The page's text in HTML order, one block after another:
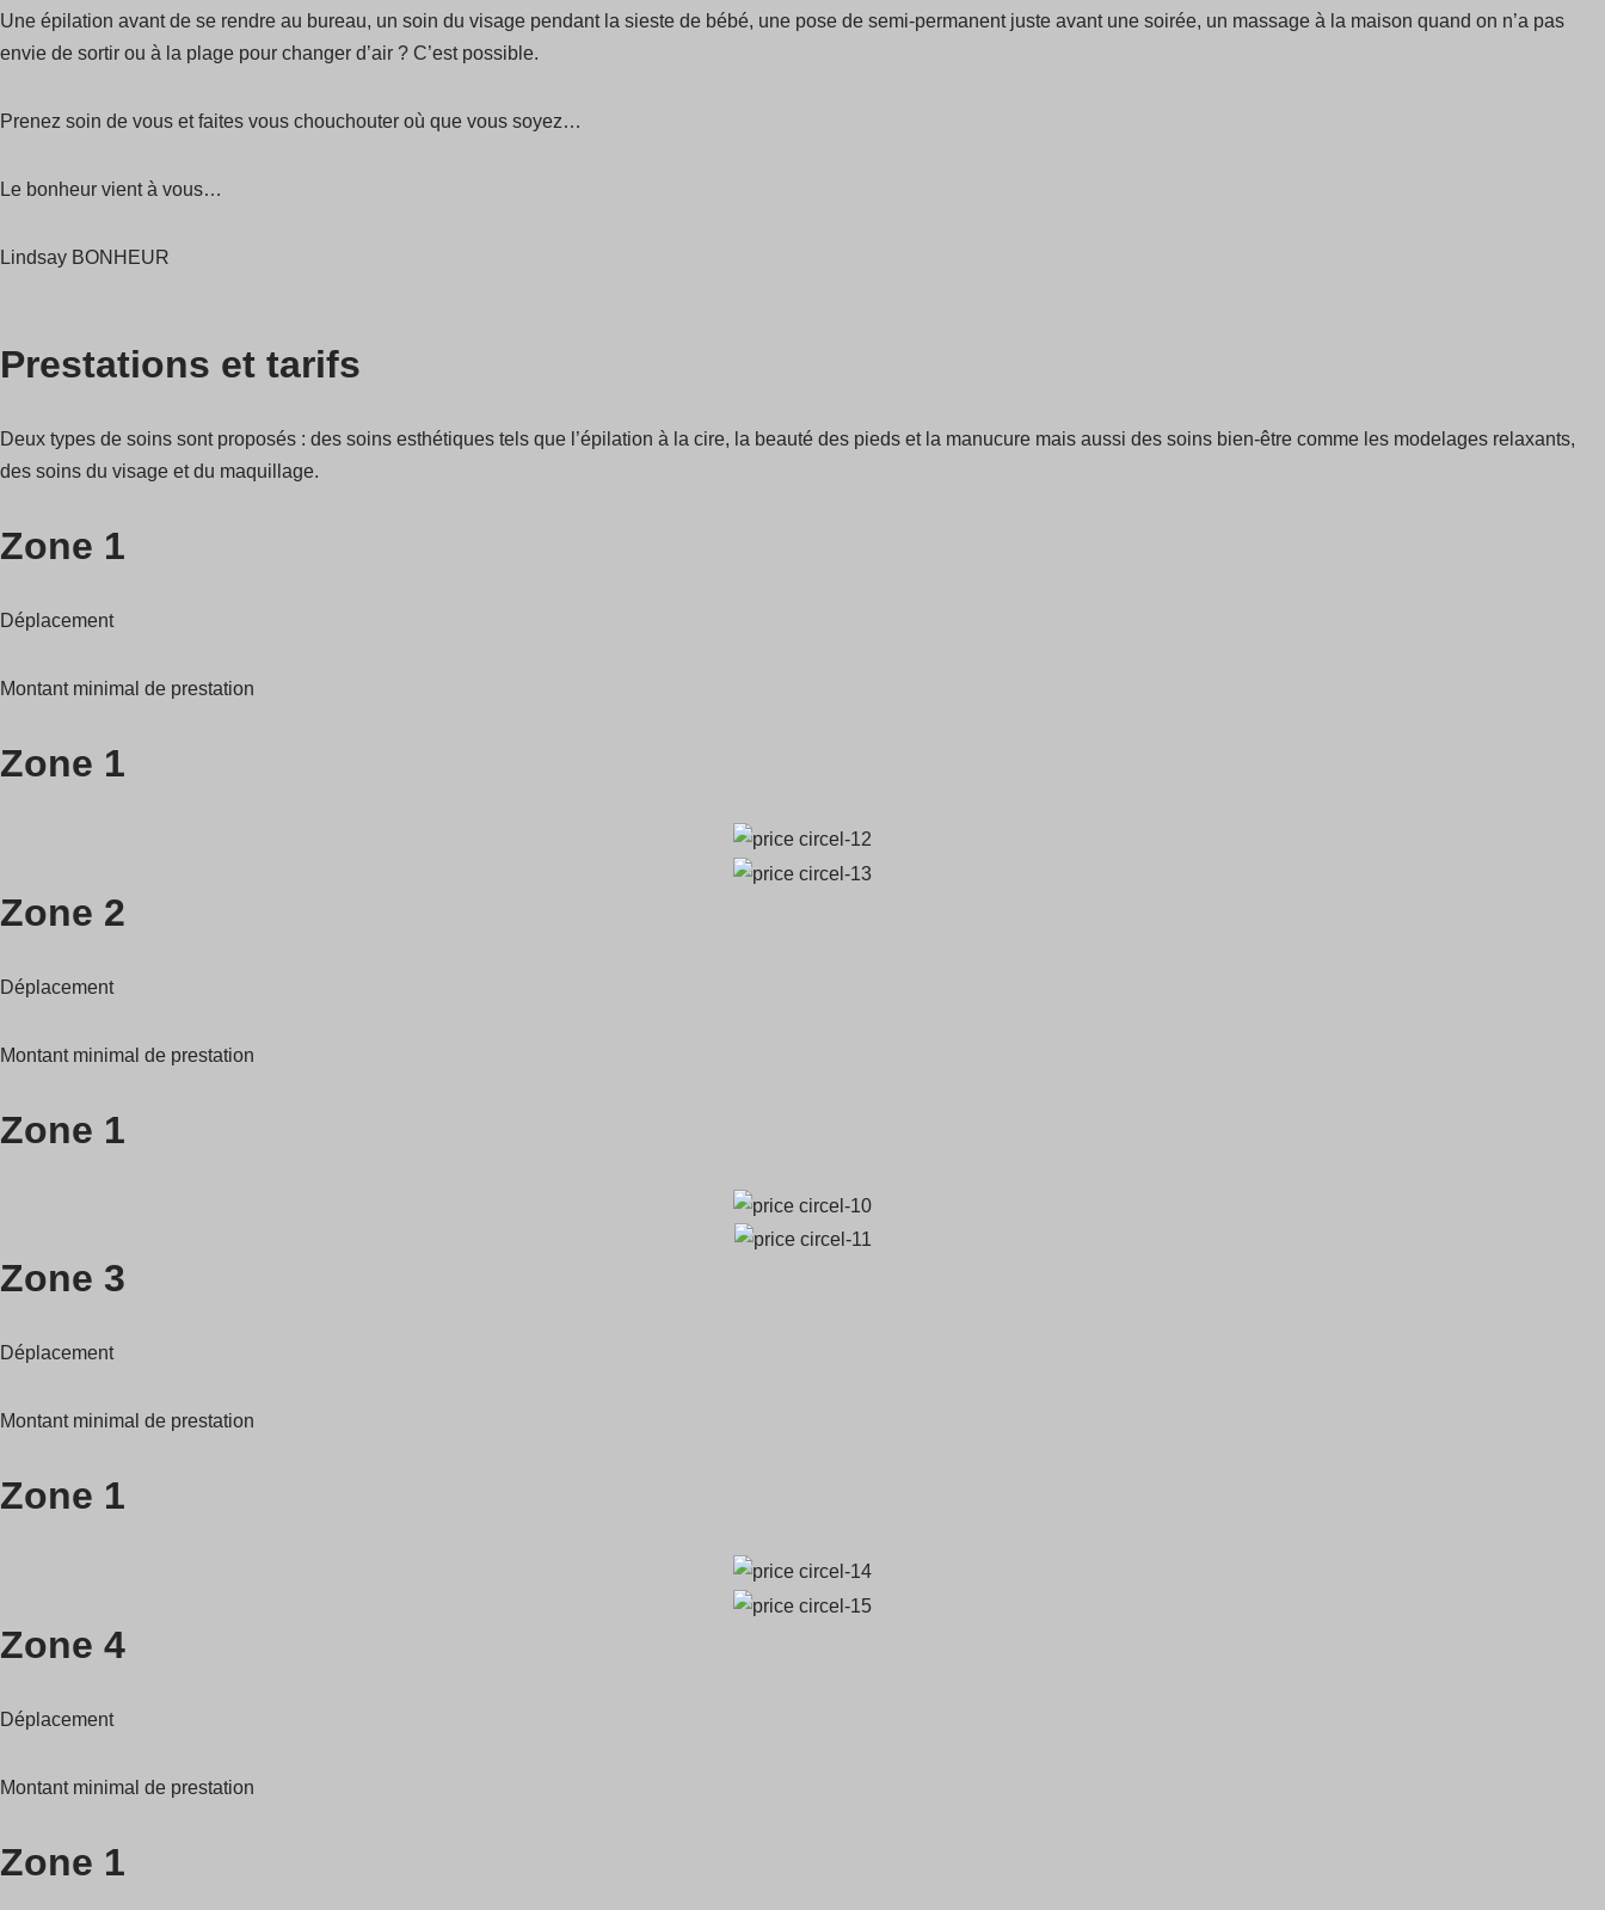
Une épilation avant de se rendre au bureau, un soin du visage pendant la sieste de bébé, une pose de semi-permanent juste avant une soirée, un massage à la maison quand on n’a pas
envie de sortir ou à la plage pour changer d’air ? C’est possible.
Prenez soin de vous et faites vous chouchouter où que vous soyez…
Le bonheur vient à vous…
Lindsay BONHEUR
Prestations et tarifs
Deux types de soins sont proposés : des soins esthétiques tels que l’épilation à la cire, la beauté des pieds et la manucure mais aussi des soins bien-être comme les modelages relaxants,
des soins du visage et du maquillage.
Zone 1
Déplacement
Montant minimal de prestation
Zone 1
Zone 2
Déplacement
Montant minimal de prestation
Zone 1
Zone 3
Déplacement
Montant minimal de prestation
Zone 1
Zone 4
Déplacement
Montant minimal de prestation
Zone 1